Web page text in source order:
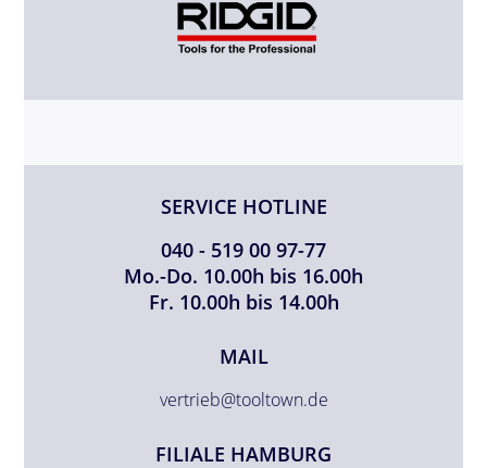
SERVICE HOTLINE
040 - 519 00 97-77
Mo.-Do. 10.00h bis 16.00h
Fr. 10.00h bis 14.00h
MAIL
vertrieb@tooltown.de
FILIALE HAMBURG